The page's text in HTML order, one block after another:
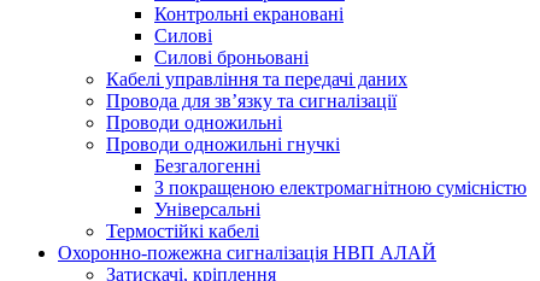
Контрольні екрановані
Силові
Силові броньовані
Кабелі управління та передачі даних
Провода для зв’язку та сигналізації
Проводи одножильні
Проводи одножильні гнучкі
Безгалогенні
З покращеною електромагнітною сумісністю
Універсальні
Термостійкі кабелі
Охоронно-пожежна сигналізація НВП АЛАЙ
Затискачі, кріплення